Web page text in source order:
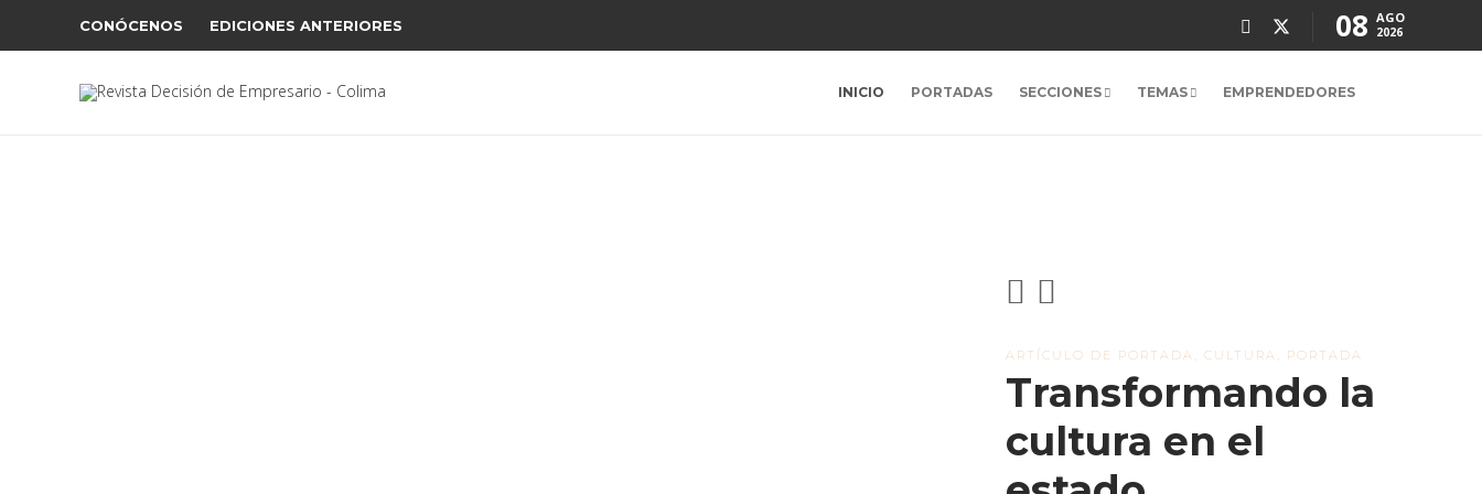
CONÓCENOS EDICIONES ANTERIORES 08 AGO
2026
INICIO PORTADAS SECCIONES TEMAS EMPRENDEDORES
ARTÍCULO DE PORTADA CULTURA PORTADA
Transformando la
cultura en el